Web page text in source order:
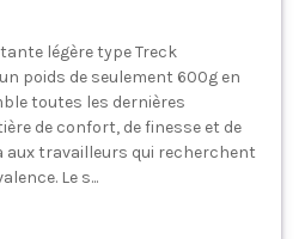
légère type Treck
un poids de seulement 600g en
toutes les dernières
de confort, de finesse et de
aux travailleurs qui recherchent
Le s...